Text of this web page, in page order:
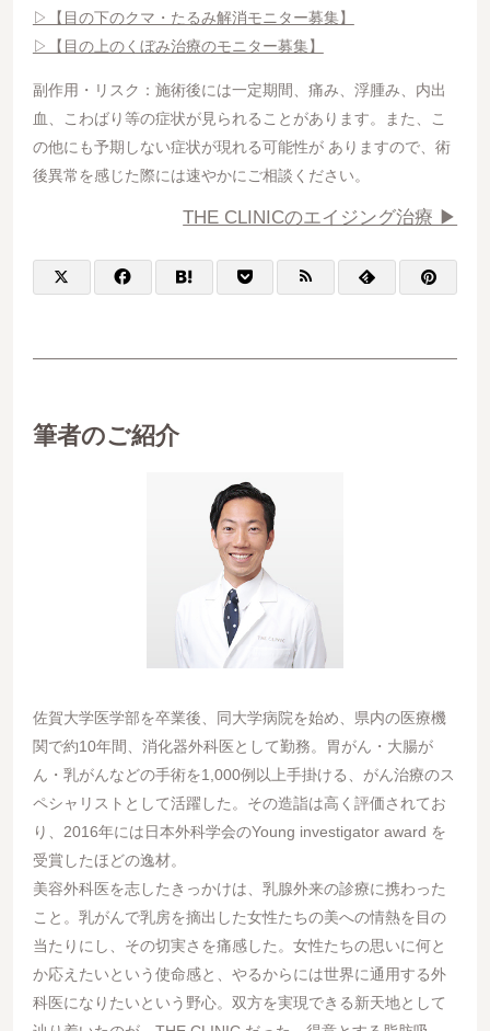
▷【目の下のクマ・たるみ解消モニター募集】
▷【目の上のくぼみ治療のモニター募集】
副作用・リスク：施術後には一定期間、痛み、浮腫み、内出
血、こわばり等の症状が見られることがあります。また、こ
の他にも予期しない症状が現れる可能性が ありますので、術
後異常を感じた際には速やかにご相談ください。
THE CLINICのエイジング治療 ▶︎
筆者のご紹介
佐賀大学医学部を卒業後、同大学病院を始め、県内の医療機
関で約10年間、消化器外科医として勤務。胃がん・大腸が
ん・乳がんなどの手術を1,000例以上手掛ける、がん治療のス
ペシャリストとして活躍した。その造詣は高く評価されてお
り、2016年には日本外科学会のYoung investigator award を
受賞したほどの逸材。
美容外科医を志したきっかけは、乳腺外来の診療に携わった
こと。乳がんで乳房を摘出した女性たちの美への情熱を目の
当たりにし、その切実さを痛感した。女性たちの思いに何と
か応えたいという使命感と、やるからには世界に通用する外
科医になりたいという野心。双方を実現できる新天地として